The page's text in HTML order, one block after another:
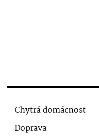
Chytrá domácnost
Doprava